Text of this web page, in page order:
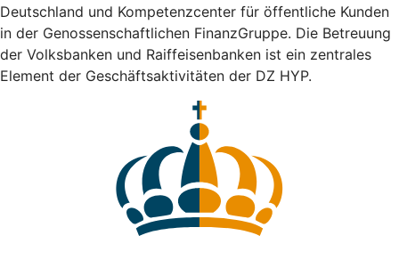
Deutschland und Kompetenzcenter für öffentliche Kunden
in der Genossenschaftlichen FinanzGruppe. Die Betreuung
der Volksbanken und Raiffeisenbanken ist ein zentrales
Element der Geschäftsaktivitäten der DZ HYP.